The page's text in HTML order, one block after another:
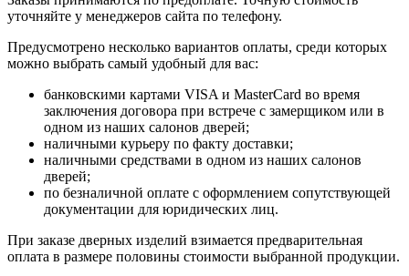
уточняйте у менеджеров сайта по телефону.
Предусмотрено несколько вариантов оплаты, среди которых
можно выбрать самый удобный для вас:
банковскими картами VISA и MasterCard во время
заключения договора при встрече с замерщиком или в
одном из наших салонов дверей;
наличными курьеру по факту доставки;
наличными средствами в одном из наших салонов
дверей;
по безналичной оплате с оформлением сопутствующей
документации для юридических лиц.
При заказе дверных изделий взимается предварительная
оплата в размере половины стоимости выбранной продукции.